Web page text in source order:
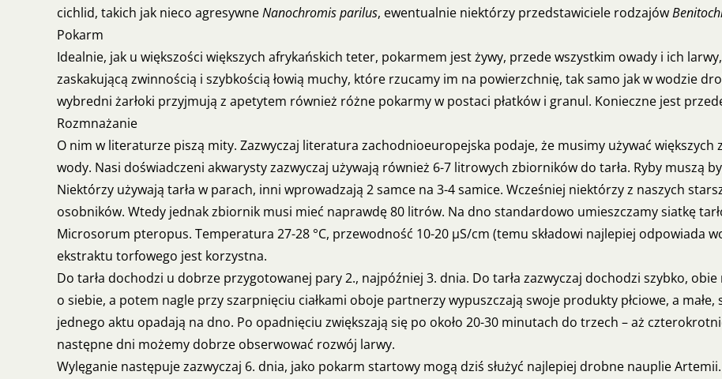
cichlid, takich jak nieco agresywneNanochromis parilus, ewentualnie niektórzy przedstawiciele rodzajów
Pokarm
Idealnie, jak u większości większych afrykańskich teter, pokarmem jest żywy, przede wszystkim owady i ich
zaskakującą zwinnością i szybkością łowią muchy, które rzucamy im na powierzchnię, tak samo jak w wodzie
wybredni żarłoki przyjmują z apetytem również różne pokarmy w postaci płatków i granul. Konieczne jest
Rozmnażanie
O nim w literaturze piszą mity. Zazwyczaj literatura zachodnioeuropejska podaje, że musimy używać
wody. Nasi doświadczeni akwarysty zazwyczaj używają również 6-7 litrowych zbiorników do tarła. Ryby muszą
Niektórzy używają tarła w parach, inni wprowadzają 2 samce na 3-4 samice. Wcześniej niektórzy z naszych
osobników. Wtedy jednak zbiornik musi mieć naprawdę 80 litrów. Na dno standardowo umieszczamy siatkę
Microsorum pteropus. Temperatura 27-28 °C, przewodność 10-20 µS/cm (temu składowi najlepiej odpowiada
ekstraktu torfowego jest korzystna.
Do tarła dochodzi u dobrze przygotowanej pary 2., najpóźniej 3. dnia. Do tarła zazwyczaj dochodzi szybko, obie
o siebie, a potem nagle przy szarpnięciu ciałkami oboje partnerzy wypuszczają swoje produkty płciowe, a
jednego aktu opadają na dno. Po opadnięciu zwiększają się po około 20-30 minutach do trzech – aż
następne dni możemy dobrze obserwować rozwój larwy.
Wylęganie następuje zazwyczaj 6. dnia, jako pokarm startowy mogą dziś służyć najlepiej drobne nauplie